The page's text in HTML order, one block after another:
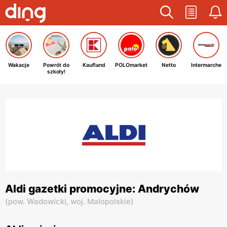
Wakacje
Powrót do
szkoły!
Kaufland POLOmarket Netto Intermarche
Aldi gazetki promocyjne: Andrychów
(pow. Wadowicki, woj. Małopolskie)